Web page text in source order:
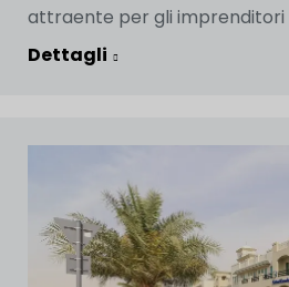
attraente per gli imprenditori
Dettagli